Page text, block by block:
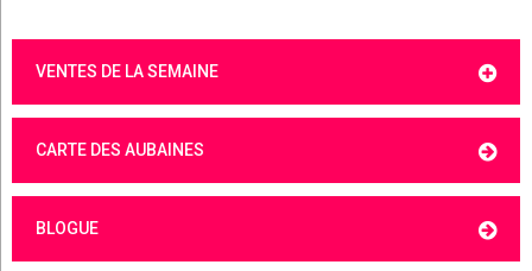
VENTES DE LA SEMAINE
CARTE DES AUBAINES
BLOGUE